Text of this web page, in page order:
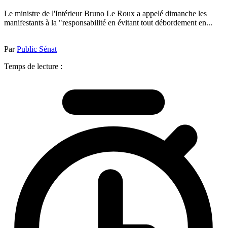
Le ministre de l'Intérieur Bruno Le Roux a appelé dimanche les
manifestants à la "responsabilité en évitant tout débordement en...
ParPublic Sénat
Temps de lecture :